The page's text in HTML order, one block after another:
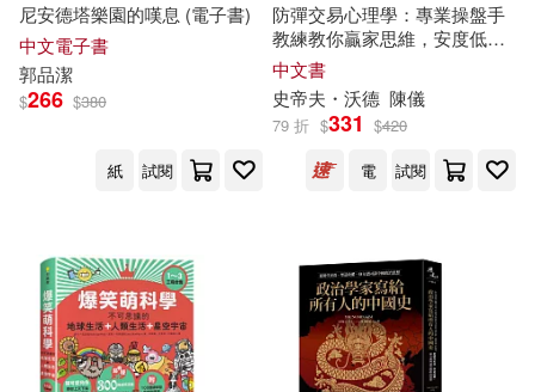
布賴恩．克洛迪舒克(2)
布魯斯．格林沃德(2)
席爾帕．拉維拉(2) 張亮(2)
張慧敏(2)
張新剛(2)
生活‧讀書‧新知三聯書店(7)
皇冠(7) 福建人民出版社(7)
西南交通大學出版社(7)
中國政法大學出版社(6)
中國書籍出版社(6)
尼安德塔樂園的嘆息 (電子書)
中文電子書
郭品潔
$266 $380
紙 試閱
防彈交易心理學：專業操盤手
教練教你贏家思維，安度低
潮、長保最佳操作績效
中文書
史帝夫・ 沃德 陳儀
79 折 $331 $420
電
試閱